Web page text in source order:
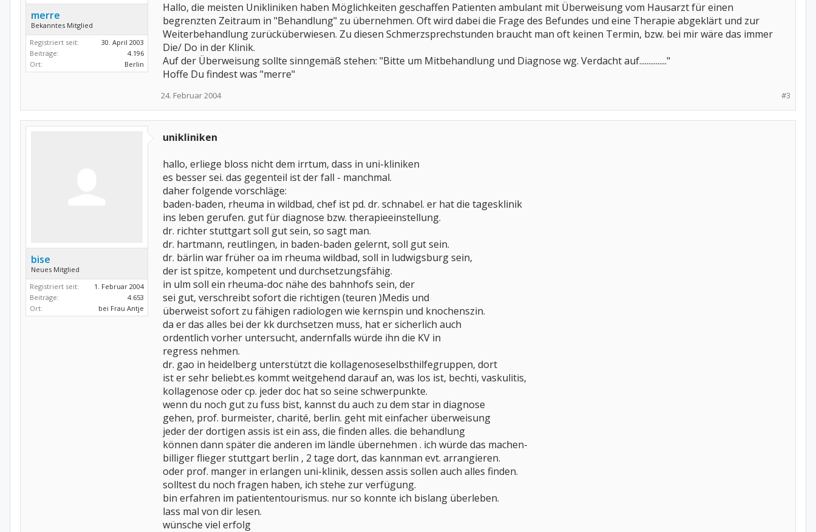
merre
Bekanntes Mitglied
Registriert seit:
30. April 2003
Beiträge:
4.196
Ort:
Berlin
Hallo, die meisten Unikliniken haben Möglichkeiten geschaffen Patienten ambulant mit Überweisung vom Hausarzt für einen
begrenzten Zeitraum in "Behandlung" zu übernehmen. Oft wird dabei die Frage des Befundes und eine Therapie abgeklärt und zur
Weiterbehandlung zurücküberwiesen. Zu diesen Schmerzsprechstunden braucht man oft keinen Termin, bzw. bei mir wäre das immer
Die/ Do in der Klinik.
Auf der Überweisung sollte sinngemäß stehen: "Bitte um Mitbehandlung und Diagnose wg. Verdacht auf..............."
Hoffe Du findest was "merre"
#3
24. Februar 2004
bise
Neues Mitglied
Registriert seit:
1. Februar 2004
Beiträge:
4.653
Ort:
bei Frau Antje
unikliniken
hallo, erliege bloss nicht dem irrtum, dass in uni-kliniken
es besser sei. das gegenteil ist der fall - manchmal.
daher folgende vorschläge:
baden-baden, rheuma in wildbad, chef ist pd. dr. schnabel. er hat die tagesklinik
ins leben gerufen. gut für diagnose bzw. therapieeinstellung.
dr. richter stuttgart soll gut sein, so sagt man.
dr. hartmann, reutlingen, in baden-baden gelernt, soll gut sein.
dr. bärlin war früher oa im rheuma wildbad, soll in ludwigsburg sein,
der ist spitze, kompetent und durchsetzungsfähig.
in ulm soll ein rheuma-doc nähe des bahnhofs sein, der
sei gut, verschreibt sofort die richtigen (teuren )Medis und
überweist sofort zu fähigen radiologen wie kernspin und knochenszin.
da er das alles bei der kk durchsetzen muss, hat er sicherlich auch
ordentlich vorher untersucht, andernfalls würde ihn die KV in
regress nehmen.
dr. gao in heidelberg unterstützt die kollagenoseselbsthilfegruppen, dort
ist er sehr beliebt.es kommt weitgehend darauf an, was los ist, bechti, vaskulitis,
kollagenose oder cp. jeder doc hat so seine schwerpunkte.
wenn du noch gut zu fuss bist, kannst du auch zu dem star in diagnose
gehen, prof. burmeister, charité, berlin. geht mit einfacher überweisung
jeder der dortigen assis ist ein ass, die finden alles. die behandlung
können dann später die anderen im ländle übernehmen . ich würde das machen-
billiger flieger stuttgart berlin , 2 tage dort, das kannman evt. arrangieren.
oder prof. manger in erlangen uni-klinik, dessen assis sollen auch alles finden.
solltest du noch fragen haben, ich stehe zur verfügung.
bin erfahren im patiententourismus. nur so konnte ich bislang überleben.
lass mal von dir lesen.
wünsche viel erfolg